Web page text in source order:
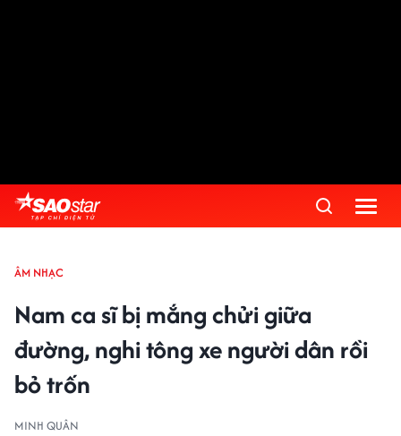
ÂM NHẠC
Nam ca sĩ bị mắng chửi giữa
đường, nghi tông xe người dân rồi
bỏ trốn
MINH QUÂN